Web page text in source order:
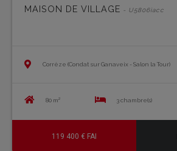
MAISON DE VILLAGE - U5806iacc
Corrèze (Condat sur Ganaveix - Salon la Tour)
80 m² 3 chambre(s)
119 400 € FAI